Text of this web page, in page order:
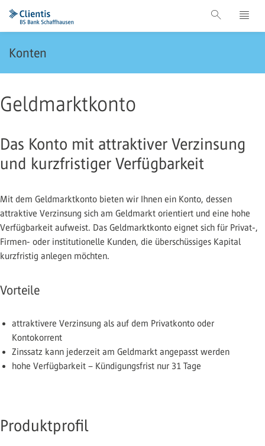
Konten
Geldmarktkonto
Das Konto mit attraktiver Verzinsung
und kurzfristiger Verfügbarkeit
Mit dem Geldmarktkonto bieten wir Ihnen ein Konto, dessen
attraktive Verzinsung sich am Geldmarkt orientiert und eine hohe
Verfügbarkeit aufweist. Das Geldmarktkonto eignet sich für Privat-,
Firmen- oder institutionelle Kunden, die überschüssiges Kapital
kurzfristig anlegen möchten.
Vorteile
attraktivere Verzinsung als auf dem Privatkonto oder
Kontokorrent
Zinssatz kann jederzeit am Geldmarkt angepasst werden
hohe Verfügbarkeit – Kündigungsfrist nur 31 Tage
Produktprofil